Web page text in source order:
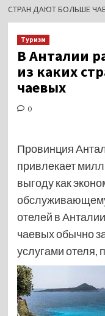
СТРАН ДАЮТ БОЛЬШЕ
Туризм
В Анталии
из каких
чаевых
0
Провинция
привлекает
выгоду как
отелей в
чаевых обычно
услугами отеля,